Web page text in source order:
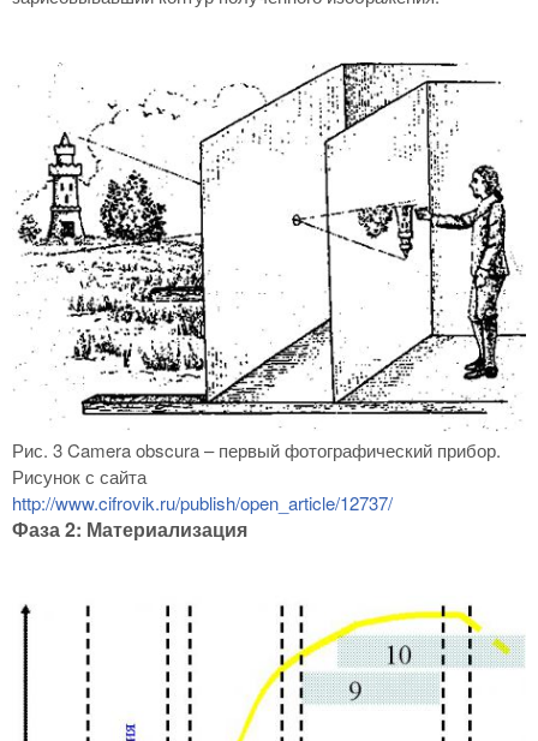
Рис. 3 Camera obscura – первый фотографический прибор.
Рисунок с сайта
http://www.cifrovik.ru/publish/open_article/12737/
Фаза 2: Материализация